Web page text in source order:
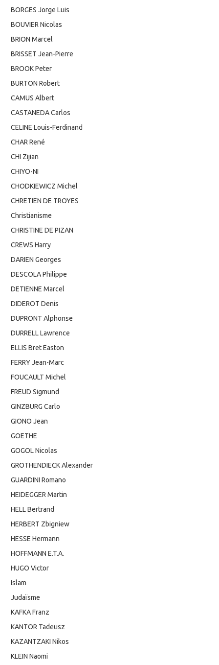
BORGES Jorge Luis
BOUVIER Nicolas
BRION Marcel
BRISSET Jean-Pierre
BROOK Peter
BURTON Robert
CAMUS Albert
CASTANEDA Carlos
CELINE Louis-Ferdinand
CHAR René
CHI Zijian
CHIYO-NI
CHODKIEWICZ Michel
CHRETIEN DE TROYES
Christianisme
CHRISTINE DE PIZAN
CREWS Harry
DARIEN Georges
DESCOLA Philippe
DETIENNE Marcel
DIDEROT Denis
DUPRONT Alphonse
DURRELL Lawrence
ELLIS Bret Easton
FERRY Jean-Marc
FOUCAULT Michel
FREUD Sigmund
GINZBURG Carlo
GIONO Jean
GOETHE
GOGOL Nicolas
GROTHENDIECK Alexander
GUARDINI Romano
HEIDEGGER Martin
HELL Bertrand
HERBERT Zbigniew
HESSE Hermann
HOFFMANN E.T.A.
HUGO Victor
Islam
Judaïsme
KAFKA Franz
KANTOR Tadeusz
KAZANTZAKI Nikos
KLEIN Naomi